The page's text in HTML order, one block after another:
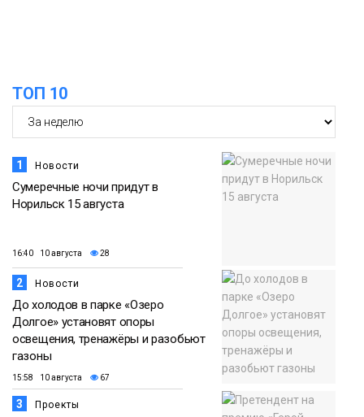
ТОП 10
1 Новости
Сумеречные ночи придут в
Норильск 15 августа
16:40 10 августа 28
2 Новости
До холодов в парке «Озеро
Долгое» установят опоры
освещения, тренажёры и разобьют
газоны
15:58 10 августа 67
3 Проекты